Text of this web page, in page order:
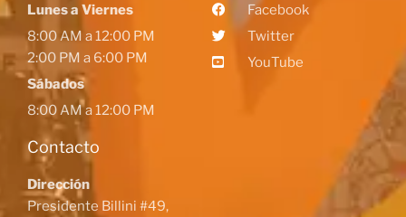
Lunes a Viernes
8:00 AM a 12:00 PM
2:00 PM a 6:00 PM
Sábados
8:00 AM a 12:00 PM
Contacto
Dirección
Presidente Billini #49,
Facebook
Twitter
YouTube